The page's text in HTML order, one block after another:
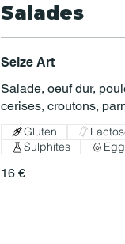
Salades
Seize Art
Salade, oeuf dur,
cerises, croutons,
16 €
Gluten
Sulphites